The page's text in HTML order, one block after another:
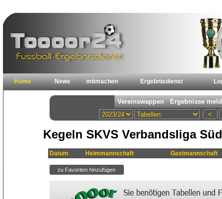
Home News mitmachen Ergebnisdienst
Kegeln SKVS Verbandsliga
Datum Heimmannschaft Gastmannschaft